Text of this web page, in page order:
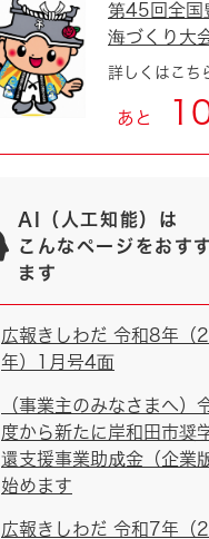
第45回全国
海づくり大
詳しくはこち
あと
AI（人工知能）は
こんなページをおす
ます
広報きしわだ 令和8年（
年）1月号4面
（事業主のみなさまへ）
度から新たに岸和田市奨
還支援事業助成金（企業
始めます
広報きしわだ 令和7年（